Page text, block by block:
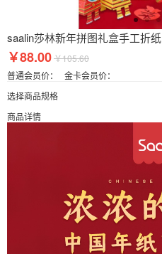
saalin莎林新年拼图礼盒手工折纸
￥88.00￥105.60
普通会员价：
金卡会员价：
选择商品规格
商品详情